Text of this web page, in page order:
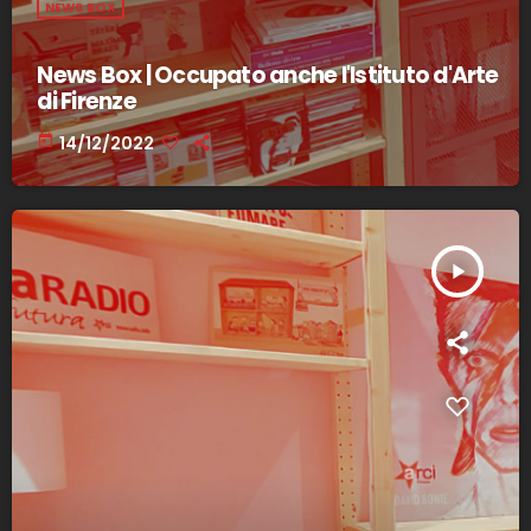
NEWS BOX
News Box | Occupato anche l'Istituto d'Arte
di Firenze
today 14/12/2022
play_arrow